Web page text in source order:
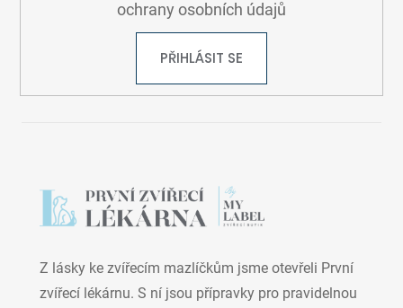
ochrany osobních údajů
PŘIHLÁSIT SE
Z lásky ke zvířecím mazlíčkům jsme otevřeli První
zvířecí lékárnu. S ní jsou přípravky pro pravidelnou